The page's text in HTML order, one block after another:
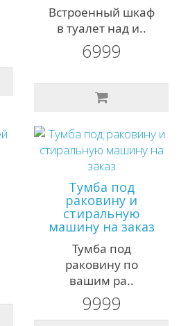
Встроенный шкаф
в туалет над и..
6999
Тумба под
раковину и
стиральную
машину на заказ
Тумба под
раковину по
вашим ра..
9999